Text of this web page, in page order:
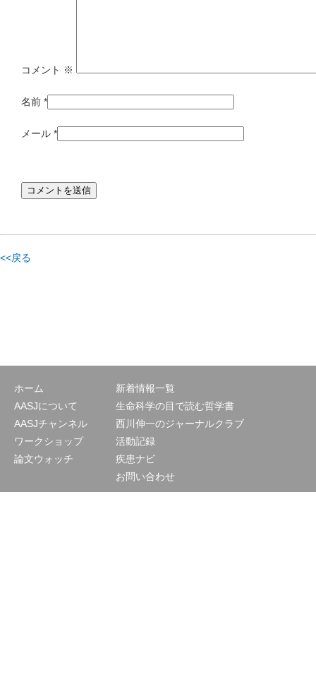
コメント ※
名前 *
メール *
<<戻る
ホーム
AASJについて
AASJチャンネル
ワークショップ
論文ウォッチ
新着情報一覧
生命科学の目で読む哲学書
西川伸一のジャーナルクラブ
活動記録
疾患ナビ
お問い合わせ